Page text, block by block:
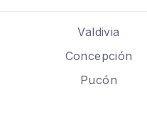
Valdivia
Concepción
Pucón